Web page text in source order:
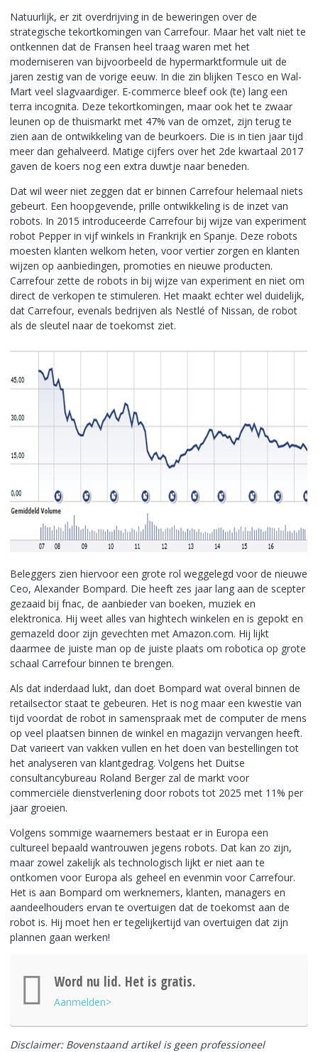
Natuurlijk, er zit overdrijving in de beweringen over de
strategische tekortkomingen van Carrefour. Maar het valt niet te
ontkennen dat de Fransen heel traag waren met het
moderniseren van bijvoorbeeld de hypermarktformule uit de
jaren zestig van de vorige eeuw. In die zin blijken Tesco en Wal-
Mart veel slagvaardiger. E-commerce bleef ook (te) lang een
terra incognita. Deze tekortkomingen, maar ook het te zwaar
leunen op de thuismarkt met 47% van de omzet, zijn terug te
zien aan de ontwikkeling van de beurkoers. Die is in tien jaar tijd
meer dan gehalveerd. Matige cijfers over het 2de kwartaal 2017
gaven de koers nog een extra duwtje naar beneden.
Dat wil weer niet zeggen dat er binnen Carrefour helemaal niets
gebeurt. Een hoopgevende, prille ontwikkeling is de inzet van
robots. In 2015 introduceerde Carrefour bij wijze van experiment
robot Pepper in vijf winkels in Frankrijk en Spanje. Deze robots
moesten klanten welkom heten, voor vertier zorgen en klanten
wijzen op aanbiedingen, promoties en nieuwe producten.
Carrefour zette de robots in bij wijze van experiment en niet om
direct de verkopen te stimuleren. Het maakt echter wel duidelijk,
dat Carrefour, evenals bedrijven als Nestlé of Nissan, de robot
als de sleutel naar de toekomst ziet.
Beleggers zien hiervoor een grote rol weggelegd voor de nieuwe
Ceo, Alexander Bompard. Die heeft zes jaar lang aan de scepter
gezaaid bij fnac, de aanbieder van boeken, muziek en
elektronica. Hij weet alles van hightech winkelen en is gepokt en
gemazeld door zijn gevechten met Amazon.com. Hij lijkt
daarmee de juiste man op de juiste plaats om robotica op grote
schaal Carrefour binnen te brengen.
Als dat inderdaad lukt, dan doet Bompard wat overal binnen de
retailsector staat te gebeuren. Het is nog maar een kwestie van
tijd voordat de robot in samenspraak met de computer de mens
op veel plaatsen binnen de winkel en magazijn vervangen heeft.
Dat varieert van vakken vullen en het doen van bestellingen tot
het analyseren van klantgedrag. Volgens het Duitse
consultancybureau Roland Berger zal de markt voor
commerciële dienstverlening door robots tot 2025 met 11% per
jaar groeien.
Volgens sommige waarnemers bestaat er in Europa een
cultureel bepaald wantrouwen jegens robots. Dat kan zo zijn,
maar zowel zakelijk als technologisch lijkt er niet aan te
ontkomen voor Europa als geheel en evenmin voor Carrefour.
Het is aan Bompard om werknemers, klanten, managers en
aandeelhouders ervan te overtuigen dat de toekomst aan de
robot is. Hij moet hen er tegelijkertijd van overtuigen dat zijn
plannen gaan werken!
Word nu lid. Het is gratis.
Aanmelden>
Disclaimer: Bovenstaand artikel is geen professioneel